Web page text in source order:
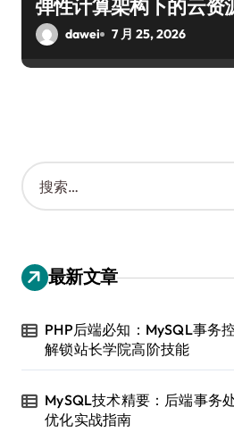
弹性计算架构下的云资
dawei 7 月 25, 2026
搜
索
：
最新文章
PHP后端必知：MySQL事务
解锁站长学院高阶技能
MySQL技术精要：后端事务
优化实战指南